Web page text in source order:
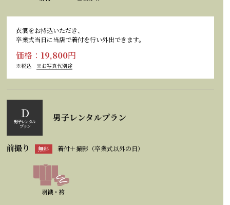
衣裳をお持込いただき、
卒業式当日に当店で着付を行い外出できます。
価格： 19,800円
※税込 ※お写真代別途
D
男子レンタル
プラン
男子レンタルプラン
前撮り 無料 着付＋撮影（卒業式以外の日）